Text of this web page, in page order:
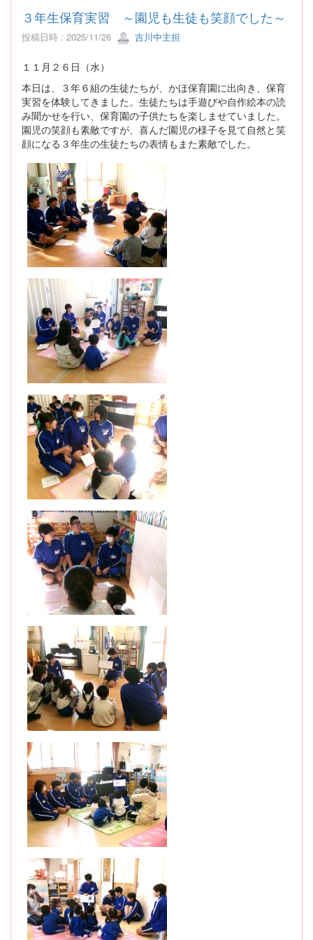
３年生保育実習 ～園児も生徒も笑顔でした～
投稿日時 : 2025/11/26 吉川中主担
１１月２６日（水）
本日は、３年６組の生徒たちが、かほ保育園に出向き、保育
実習を体験してきました。生徒たちは手遊びや自作絵本の読
み聞かせを行い、保育園の子供たちを楽しませていました。
園児の笑顔も素敵ですが、喜んだ園児の様子を見て自然と笑
顔になる３年生の生徒たちの表情もまた素敵でした。